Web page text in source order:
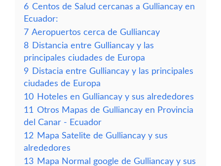
6 Centos de Salud cercanas a Gulliancay en
Ecuador:
7 Aeropuertos cerca de Gulliancay
8 Distancia entre Gulliancay y las
principales ciudades de Europa
9 Distacia entre Gulliancay y las principales
ciudades de Europa
10 Hoteles en Gulliancay y sus alrededores
11 Otros Mapas de Gulliancay en Provincia
del Canar - Ecuador
12 Mapa Satelite de Gulliancay y sus
alrededores
13 Mapa Normal google de Gulliancay y sus